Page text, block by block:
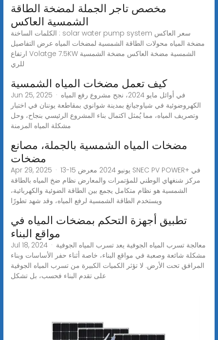
مخصص تاجر الجملة لمضخة الطاقة
الشمسية العاكس
الكلمات الساخنة : solar water pump system سعر العاكس
مضخة المياه محولات الطاقة الشمسية لمضخات المياه عرض التفاصيل
ارتفاع Volatge 7.5KW الشمسية مضخة العاكس مضخة الشمسية
للري
كيف تعمل مضخات المياه الشمسية
Jun 25, 2025 · في أوائل مايو 2024، نجح مشروع رفع المياه
الكهروضوئية في شياوجيانغ بمدينة شوانوي بمقاطعة يوننان في اختبار
وتصريف المياه، مما يُمثل اكتمال بناء المشروع الرئيسي بنجاح، وحل
مشكلة المياه المزمنة
مضخات المياه الشمسية بالجملة، مصانع
مضخات
Apr 29, 2025 · 13-15 يونيو 2024 معرض SNEC PV POWER+ في
مركز شنغهاي الوطني للمؤتمرات والمعارض نظام ضخ المياه بالطاقة
الشمسية هو نظام متكامل يجمع بين الطاقة الضوئية والكهربائية،
ويستخدم الطاقة الشمسية لرفع المياه، وقد شهد تطورًا
تطبيق أجهزة التحكم بمضخات المياه في
مواقع البناء
Jul 18, 2024 · معالجة تسرب المياه الجوفية يعد تسرب المياه الجوفية
مشكلة شائعة وصعبة في مواقع البناء، خاصة أثناء حفر الأساسات وبناء
المرافق تحت الأرض. لا تؤثر الكميات الكبيرة من تسرب المياه الجوفية
على تقدم البناء فحسب، بل تشكل